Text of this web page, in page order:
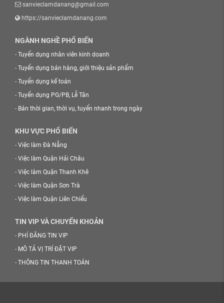
sanvieclamdanang@gmail.com
https://sanvieclamdanang.com
NGÀNH NGHỀ PHỔ BIẾN
- Tuyển dụng nhân viên kinh doanh
- Tuyển dụng bán hàng, giới thiệu sản phẩm
- Tuyển dụng kế toán
- Tuyển dụng PG/PB, Lễ Tân
- Bán thời gian, thời vụ, tuyển nhanh trong ngày
KHU VỰC PHỔ BIẾN
- Việc làm Đà Nẵng
- Việc làm Quận Hải Châu
- Việc làm Quận Thanh Khê
- Việc làm Quận Sơn Trà
- Việc làm Quận Liên Chiểu
TIN VIP VÀ CHUYỂN KHOẢN
- PHÍ ĐĂNG TIN VIP
- MÔ TẢ VỊ TRÍ ĐẶT VIP
- THÔNG TIN THANH TOÁN